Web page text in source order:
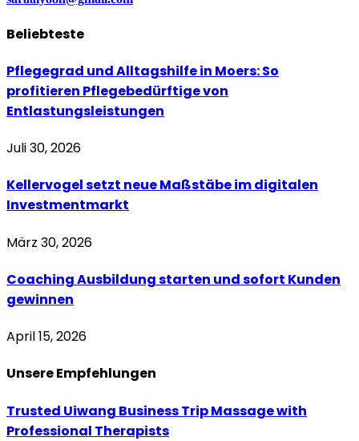
Beliebteste
Pflegegrad und Alltagshilfe in Moers: So
profitieren Pflegebedürftige von
Entlastungsleistungen
Juli 30, 2026
Kellervogel setzt neue Maßstäbe im digitalen
Investmentmarkt
März 30, 2026
Coaching Ausbildung starten und sofort Kunden
gewinnen
April 15, 2026
UnsereEmpfehlungen
Trusted Uiwang Business Trip Massage with
Professional Therapists